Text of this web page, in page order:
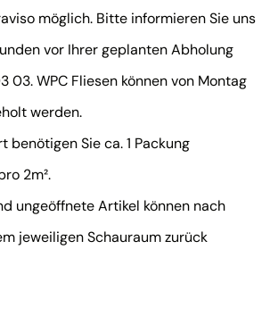
möglich. Bitte informieren Sie uns
vor Ihrer geplanten Abholung
03. WPC Fliesen können von Montag
werden.
benötigen Sie ca. 1 Packung
2m².
ungeöffnete Artikel können nach
jeweiligen Schauraum zurück